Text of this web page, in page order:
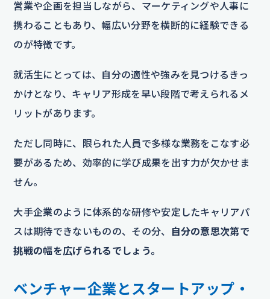
営業や企画を担当しながら、マーケティングや人事に
携わることもあり、幅広い分野を横断的に経験できる
のが特徴です。
就活生にとっては、自分の適性や強みを見つけるきっ
かけとなり、キャリア形成を早い段階で考えられるメ
リットがあります。
ただし同時に、限られた人員で多様な業務をこなす必
要があるため、効率的に学び成果を出す力が欠かせま
せん。
大手企業のように体系的な研修や安定したキャリアパ
スは期待できないものの、その分、
自分の意思次第で
挑戦の幅を広げられるでしょう。
ベンチャー企業とスタートアップ・